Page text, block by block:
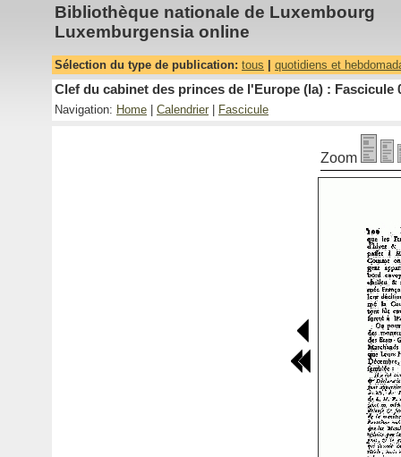
Bibliothèque nationale de Luxembourg
Luxemburgensia online
Sélection du type de publication: tous quotidiens et
Clef du cabinet des princes de l'Europe (la) : Fascicule
Navigation: Home Calendrier Fascicule
Zoom